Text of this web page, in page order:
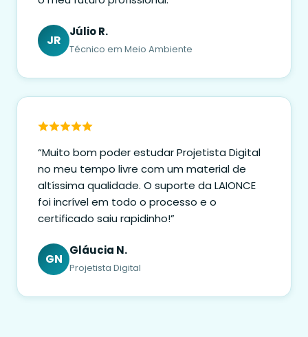
JR
Júlio R.
Técnico em Meio Ambiente
“Muito bom poder estudar Projetista Digital
no meu tempo livre com um material de
altíssima qualidade. O suporte da LAIONCE
foi incrível em todo o processo e o
certificado saiu rapidinho!”
GN
Gláucia N.
Projetista Digital